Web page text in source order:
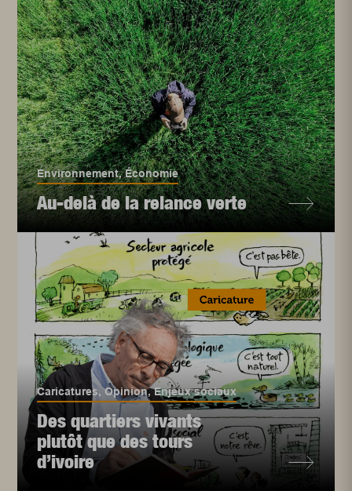
Environnement,Économie
Au-delà de la relance verte
Caricatures,Opinion,Enjeux sociaux
Des quartiers vivants
plutôt que des tours
d’ivoire